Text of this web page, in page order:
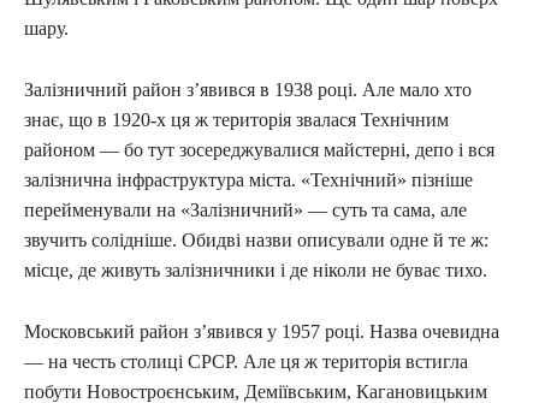
шару.
Залізничний район з’явився в 1938 році. Але мало хто
знає, що в 1920-х ця ж територія звалася Технічним
районом — бо тут зосереджувалися майстерні, депо і вся
залізнична інфраструктура міста. «Технічний» пізніше
перейменували на «Залізничний» — суть та сама, але
звучить солідніше. Обидві назви описували одне й те ж:
місце, де живуть залізничники і де ніколи не буває тихо.
Московський район з’явився у 1957 році. Назва очевидна
— на честь столиці СРСР. Але ця ж територія встигла
побути Новостроєнським, Деміївським, Кагановицьким